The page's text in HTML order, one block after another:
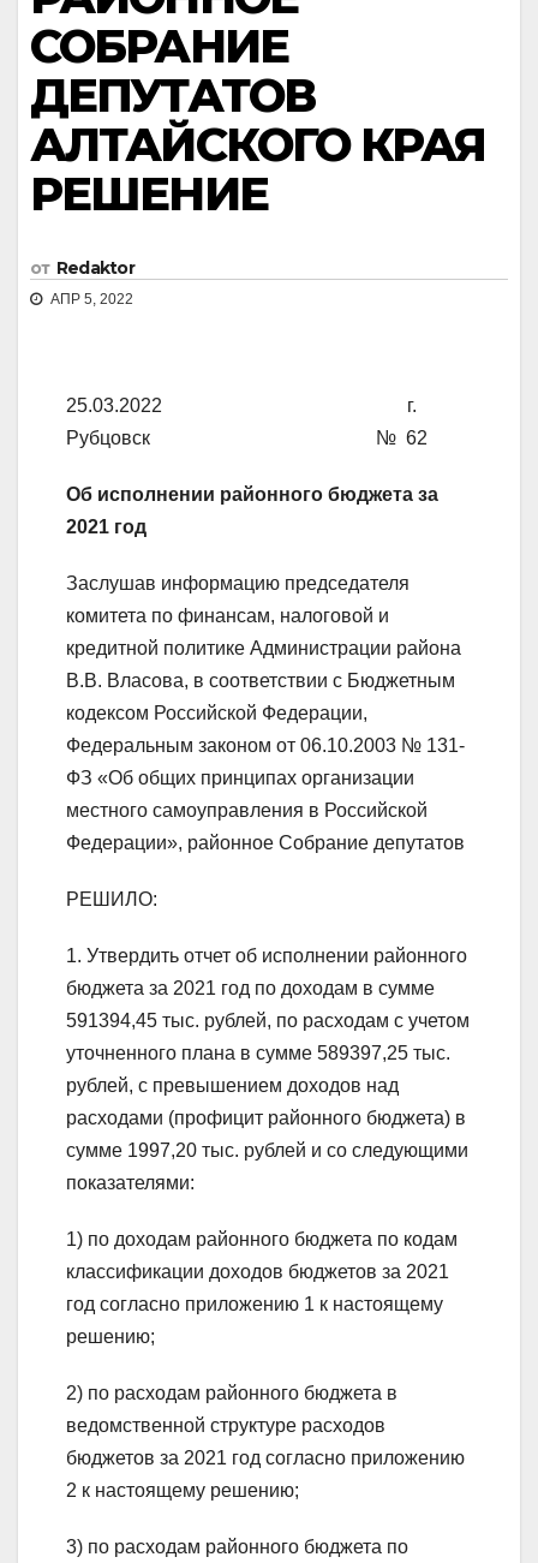
СОБРАНИЕ
ДЕПУТАТОВ
АЛТАЙСКОГО КРАЯ
РЕШЕНИЕ
от Redaktor
АПР 5, 2022
25.03.2022 г.
Рубцовск № 62
Об исполнении районного бюджета за
2021 год
Заслушав информацию председателя
комитета по финансам, налоговой и
кредитной политике Администрации района
В.В. Власова, в соответствии с Бюджетным
кодексом Российской Федерации,
Федеральным законом от 06.10.2003 № 131-
ФЗ «Об общих принципах организации
местного самоуправления в Российской
Федерации», районное Собрание депутатов
РЕШИЛО:
1. Утвердить отчет об исполнении районного
бюджета за 2021 год по доходам в сумме
591394,45 тыс. рублей, по расходам с учетом
уточненного плана в сумме 589397,25 тыс.
рублей, с превышением доходов над
расходами (профицит районного бюджета) в
сумме 1997,20 тыс. рублей и со следующими
показателями:
1) по доходам районного бюджета по кодам
классификации доходов бюджетов за 2021
год согласно приложению 1 к настоящему
решению;
2) по расходам районного бюджета в
ведомственной структуре расходов
бюджетов за 2021 год согласно приложению
2 к настоящему решению;
3) по расходам районного бюджета по